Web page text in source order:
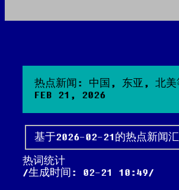
热点新闻: 中国, 东亚, 北
FEB 21, 2026
基于2026-02-21的热点新闻
热词统计
生成时间: 02-21 10:49